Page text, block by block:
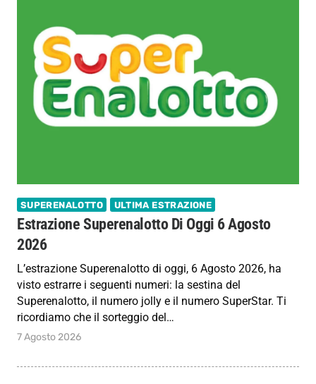
SUPERENALOTTO ULTIMA ESTRAZIONE
Estrazione Superenalotto Di Oggi 6 Agosto
2026
L’estrazione Superenalotto di oggi, 6 Agosto 2026, ha
visto estrarre i seguenti numeri: la sestina del
Superenalotto, il numero jolly e il numero SuperStar. Ti
ricordiamo che il sorteggio del…
7 Agosto 2026